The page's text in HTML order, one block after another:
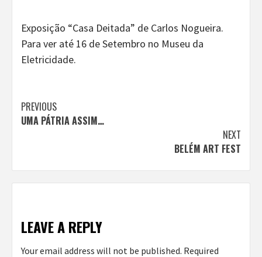
Exposição “Casa Deitada” de Carlos Nogueira.
Para ver até 16 de Setembro no Museu da
Eletricidade.
Continue
Reading
PREVIOUS
UMA PÁTRIA ASSIM…
NEXT
BELÉM ART FEST
LEAVE A REPLY
Your email address will not be published. Required